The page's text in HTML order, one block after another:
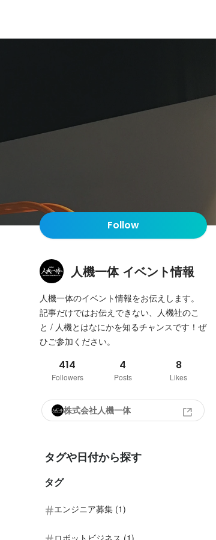
Follow
人機一体 イベント情報
人機一体のイベント情報をお伝えします。
記事だけではお伝えできない、人機社のこ
と / 人機とはなにかを知るチャンスです！ぜ
ひご参加ください。
414
Followers
4
Posts
8
Likes
株式会社人機一体
タグや日付から探す
タグ
エンジニア募集 (1)
ロボットビジネス (1)